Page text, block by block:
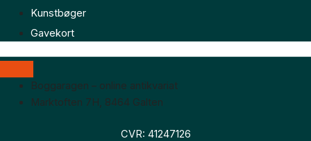
Kunstbøger
Gavekort
Boggaragen – online antikvariat
Marktoften 7H, 8464 Galten
CVR: 41247126